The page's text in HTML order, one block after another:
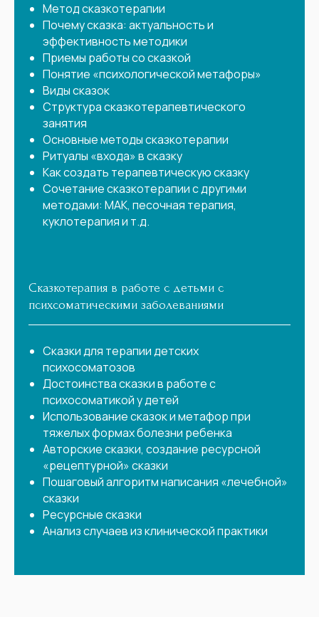
Метод сказкотерапии
Почему сказка: актуальность и
эффективность методики
Приемы работы со сказкой
Понятие «психологической метафоры»
Виды сказок
Структура сказкотерапевтического
занятия
Основные методы сказкотерапии
Ритуалы «входа» в сказку
Как создать терапевтическую сказку
Сочетание сказкотерапии с другими
методами: МАК, песочная терапия,
куклотерапия и т.д.
Сказкотерапия в работе с детьми с
психсоматическими заболеваниями
Сказки для терапии детских
психосоматозов
Достоинства сказки в работе с
психосоматикой у детей
Использование сказок и метафор при
тяжелых формах болезни ребенка
Авторские сказки, создание ресурсной
«рецептурной» сказки
Пошаговый алгоритм написания «лечебной»
сказки
Ресурсные сказки
Анализ случаев из клинической практики